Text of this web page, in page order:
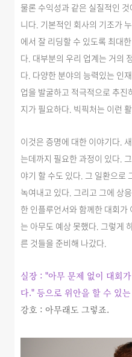
물론 수익성과 같은 실질적인
니다. 기본적인 회사의 기조가
에서 잘 리딩할 수 있도록 최대
다. 대부분의 우리 업계는 거의
다. 다양한 분야의 능력있는 인
업을 발굴하고 적극적으로 추
지가 필요하다. 빅픽처는 이런
이것은 증명에 대한 이야기다.
는데까지 필요한 과정이 있다.
야기 할 수도 있다. 그 일환으로
녹여내고 있다. 그리고 그에 상
한 인플루언서와 함께한 대회가
는 아무도 예상 못했다. 그렇게
른 것들을 준비해 나갔다.
실장 : "아무 문제 없이 대회
다." 등으로 위안을 할 수 있
강호 : 아무래도 그렇죠.